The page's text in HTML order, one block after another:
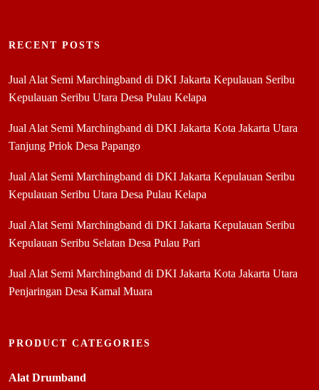
RECENT POSTS
Jual Alat Semi Marchingband di DKI Jakarta Kepulauan Seribu
Kepulauan Seribu Utara Desa Pulau Kelapa
Jual Alat Semi Marchingband di DKI Jakarta Kota Jakarta Utara
Tanjung Priok Desa Papango
Jual Alat Semi Marchingband di DKI Jakarta Kepulauan Seribu
Kepulauan Seribu Utara Desa Pulau Kelapa
Jual Alat Semi Marchingband di DKI Jakarta Kepulauan Seribu
Kepulauan Seribu Selatan Desa Pulau Pari
Jual Alat Semi Marchingband di DKI Jakarta Kota Jakarta Utara
Penjaringan Desa Kamal Muara
PRODUCT CATEGORIES
Alat Drumband